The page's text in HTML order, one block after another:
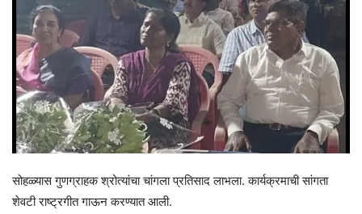
सोहळ्यास गुणग्राहक श्रोत्यांचा चांगला प्रतिसाद लाभला. कार्यक्रमाची सांगता
शेवटी राष्ट्रगीत गाऊन करण्यात आली.